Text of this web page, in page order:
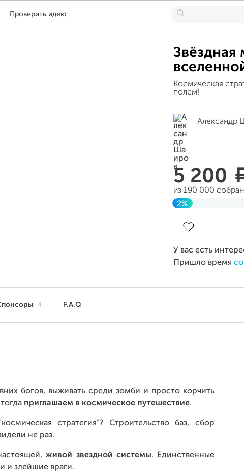
Проверить идею
Звёздная
Космическая
полем!
Александр
5 200
из 190 000
2%
У вас есть
Пришло время
4 F.A.Q
богов, выживать среди зомби и просто корчить
приглашаем в космическое путешествие.
стратегия”? Строительство баз, сбор
не раз.
живой звездной системы. Единственные
и злейшие враги.